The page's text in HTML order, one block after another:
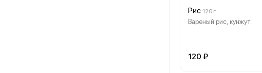
Рис 120 г
Вареный рис, кунжут.
120 ₽